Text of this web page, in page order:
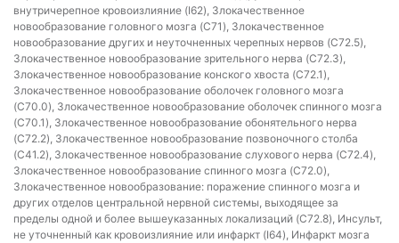
внутричерепное кровоизлияние (I62), Злокачественное
новообразование головного мозга (C71), Злокачественное
новообразование других и неуточненных черепных нервов (C72.5),
Злокачественное новообразование зрительного нерва (C72.3),
Злокачественное новообразование конского хвоста (C72.1),
Злокачественное новообразование оболочек головного мозга
(C70.0), Злокачественное новообразование оболочек спинного мозга
(C70.1), Злокачественное новообразование обонятельного нерва
(C72.2), Злокачественное новообразование позвоночного столба
(C41.2), Злокачественное новообразование слухового нерва (C72.4),
Злокачественное новообразование спинного мозга (C72.0),
Злокачественное новообразование: поражение спинного мозга и
других отделов центральной нервной системы, выходящее за
пределы одной и более вышеуказанных локализаций (C72.8), Инсульт,
не уточненный как кровоизлияние или инфаркт (I64), Инфаркт мозга